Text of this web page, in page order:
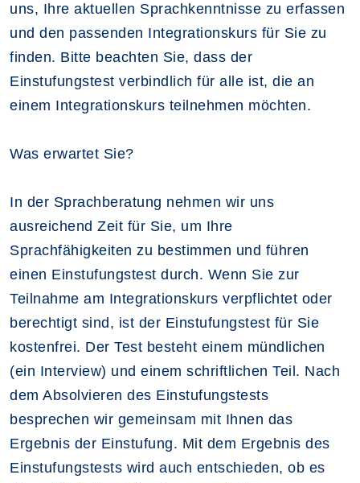
uns, Ihre aktuellen Sprachkenntnisse zu erfassen
und den passenden Integrationskurs für Sie zu
finden. Bitte beachten Sie, dass der
Einstufungstest verbindlich für alle ist, die an
einem Integrationskurs teilnehmen möchten.
Was erwartet Sie?
In der Sprachberatung nehmen wir uns
ausreichend Zeit für Sie, um Ihre
Sprachfähigkeiten zu bestimmen und führen
einen Einstufungstest durch. Wenn Sie zur
Teilnahme am Integrationskurs verpflichtet oder
berechtigt sind, ist der Einstufungstest für Sie
kostenfrei. Der Test besteht einem mündlichen
(ein Interview) und einem schriftlichen Teil. Nach
dem Absolvieren des Einstufungstests
besprechen wir gemeinsam mit Ihnen das
Ergebnis der Einstufung. Mit dem Ergebnis des
Einstufungstests wird auch entschieden, ob es